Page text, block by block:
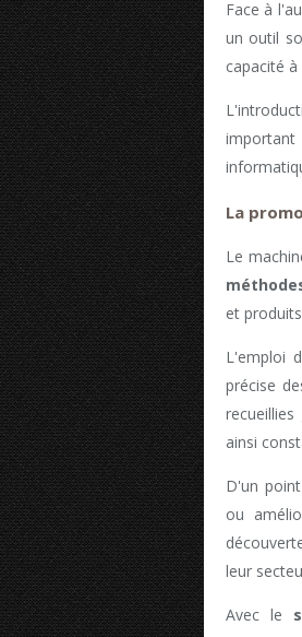
Face à
un outil
capacité
La
Le
et
L'emploi
précise
ainsi
D'un
ou
leur
Avec le